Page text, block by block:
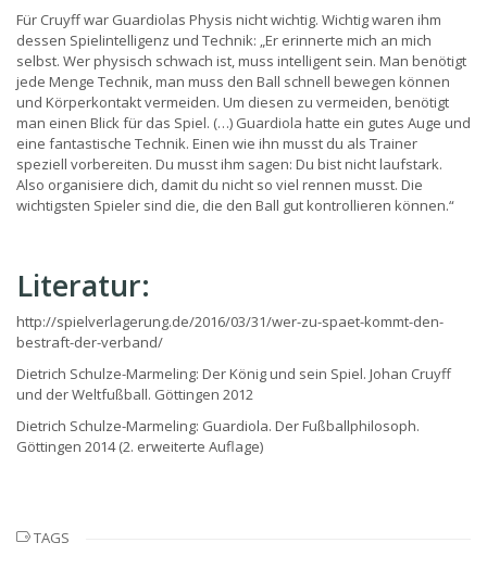
Für Cruyff war Guardiolas Physis nicht wichtig. Wichtig waren ihm
dessen Spielintelligenz und Technik: „Er erinnerte mich an mich
selbst. Wer physisch schwach ist, muss intelligent sein. Man benötigt
jede Menge Technik, man muss den Ball schnell bewegen können
und Körperkontakt vermeiden. Um diesen zu vermeiden, benötigt
man einen Blick für das Spiel. (…) Guardiola hatte ein gutes Auge und
eine fantastische Technik. Einen wie ihn musst du als Trainer
speziell vorbereiten. Du musst ihm sagen: Du bist nicht laufstark.
Also organisiere dich, damit du nicht so viel rennen musst. Die
wichtigsten Spieler sind die, die den Ball gut kontrollieren können.“
Literatur:
http://spielverlagerung.de/2016/03/31/wer-zu-spaet-kommt-den-
bestraft-der-verband/
Dietrich Schulze-Marmeling: Der König und sein Spiel. Johan Cruyff
und der Weltfußball. Göttingen 2012
Dietrich Schulze-Marmeling: Guardiola. Der Fußballphilosoph.
Göttingen 2014 (2. erweiterte Auflage)
TAGS